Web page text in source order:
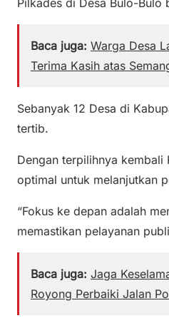
Pilkades di Desa Bulo-Bulo
Baca juga: Warga Desa
Terima Kasih atas
Sebanyak 12 Desa di
tertib.
Dengan terpilihnya kembali
optimal untuk melanjutkan
“Fokus ke depan adalah
memastikan pelayanan
Baca juga: Jaga
Royong Perbaiki Jalan